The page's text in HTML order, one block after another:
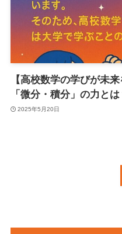
【高校数学の学びが未
「微分・積分」の力とは
2025年5月20日